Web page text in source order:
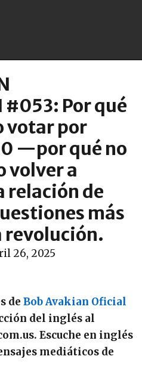
#053: Por qué
votar por
—por qué no
volver a
relación de
más
revolución.
26, 2025
de Bob Avakian Oficial
del inglés al
Escuche en inglés
mediáticos de